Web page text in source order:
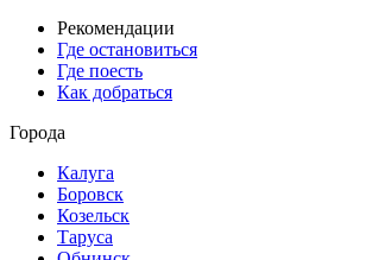
Рекомендации
Где остановиться
Где поесть
Как добраться
Города
Калуга
Боровск
Козельск
Таруса